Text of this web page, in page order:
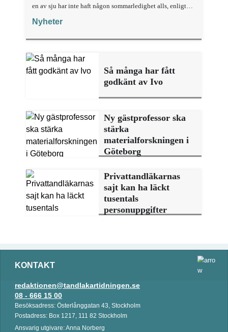
en av sju har inte haft någon sommarledighet alls, enligt
Nyheter
Så många har fått
godkänt av Ivo
Ny gästprofessor ska
stärka
materialforskningen i
Göteborg
Privattandläkarnas
sajt kan ha läckt
tusentals
personuppgifter
KONTAKT
redaktionen@tandlakartidningen.se
08 - 666 15 00
Besöksadress: Österlånggatan 43, Stockholm
Postadress: Box 1217, 111 82 Stockholm
Ansvarig utgivare: Anna Norberg